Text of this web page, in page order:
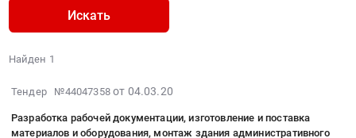
Искать
Найден 1
Тендер №44047358от 04.03.20
Разработка рабочей документации, изготовление и поставка
материалов и оборудования, монтаж здания административного